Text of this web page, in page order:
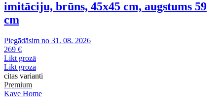
imitāciju, brūns, 45x45 cm, augstums 59
cm
Piegādāsim no 31. 08. 2026
269 €
Likt grozā
Likt grozā
citas varianti
Premium
Kave Home